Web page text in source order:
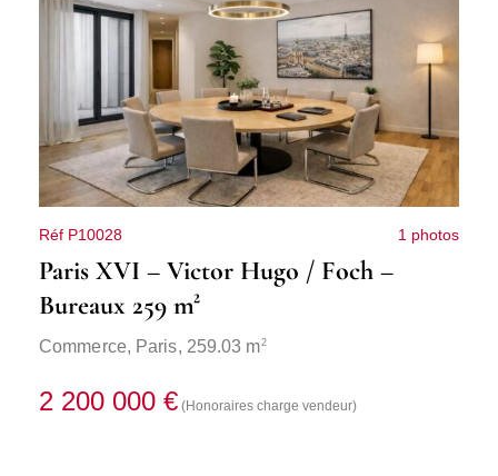
Réf P10028 1 photos
Paris XVI – Victor Hugo / Foch –
Bureaux 259 m²
Commerce, Paris, 259.03 m2
2 200 000 € (Honoraires charge vendeur)